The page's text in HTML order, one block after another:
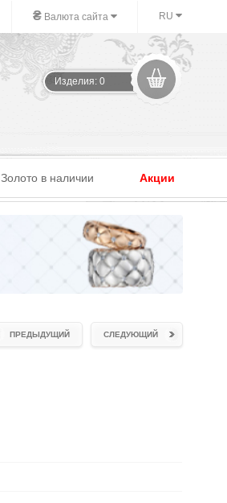
₴ Валюта сайта RU
Изделия: 0
Золото в наличии Акции
СЛЕДУЮЩИЙ
ПРЕДЫДУЩИЙ